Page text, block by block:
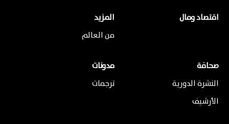
اقتصاد ومال
المزيد
من العالم
صحافة
النشرة الدورية
الأرشيف
مدونات
ترجمات